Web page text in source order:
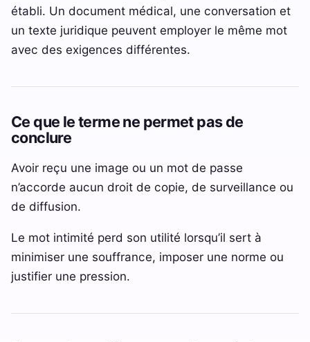
établi. Un document médical, une conversation et
un texte juridique peuvent employer le même mot
avec des exigences différentes.
Ce que le terme ne permet pas de
conclure
Avoir reçu une image ou un mot de passe
n’accorde aucun droit de copie, de surveillance ou
de diffusion.
Le mot intimité perd son utilité lorsqu’il sert à
minimiser une souffrance, imposer une norme ou
justifier une pression.